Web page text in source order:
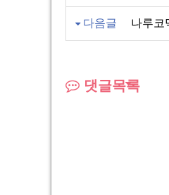
다음글 나루코
댓글목록